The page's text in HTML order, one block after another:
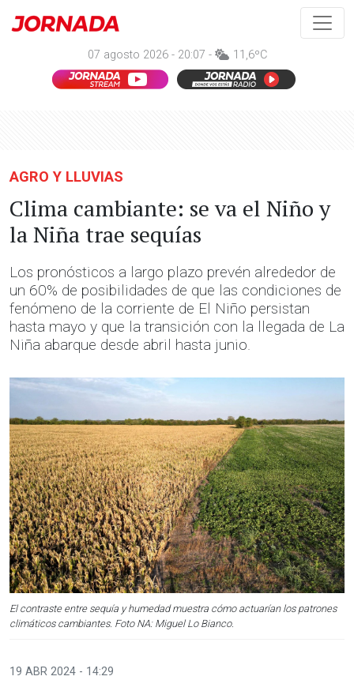
07 agosto 2026 - 20:07 - 11,6ºC
AGRO Y LLUVIAS
Clima cambiante: se va el Niño y
la Niña trae sequías
Los pronósticos a largo plazo prevén alrededor de
un 60% de posibilidades de que las condiciones de
fenómeno de la corriente de El Niño persistan
hasta mayo y que la transición con la llegada de La
Niña abarque desde abril hasta junio.
El contraste entre sequía y humedad muestra cómo actuarían los patrones
climáticos cambiantes. Foto NA: Miguel Lo Bianco.
19 ABR 2024 - 14:29